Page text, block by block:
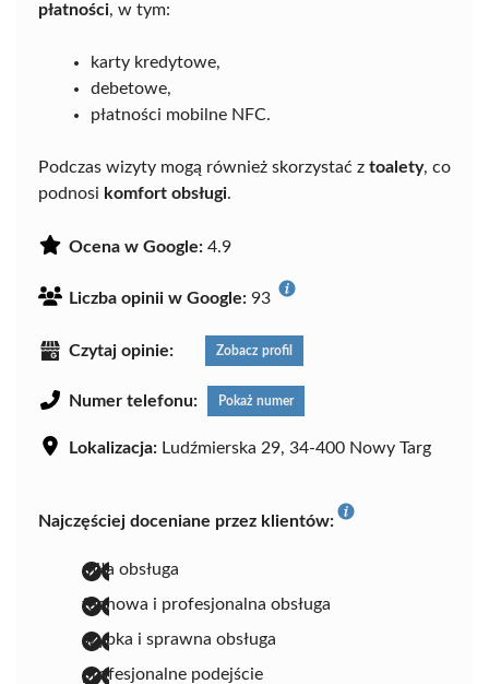
płatności, w tym:
karty kredytowe,
debetowe,
płatności mobilne NFC.
Podczas wizyty mogą również skorzystać z toalety, co
podnosi komfort obsługi.
Ocena w Google: 4.9
Liczba opinii w Google: 93
Czytaj opinie: Zobacz profil
Numer telefonu: Pokaż numer
Lokalizacja: Ludźmierska 29, 34-400 Nowy Targ
Najczęściej doceniane przez klientów:
miła obsługa
fachowa i profesjonalna obsługa
szybka i sprawna obsługa
profesjonalne podejście